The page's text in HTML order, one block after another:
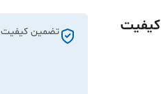
کیفیت
تضمین کیفیت